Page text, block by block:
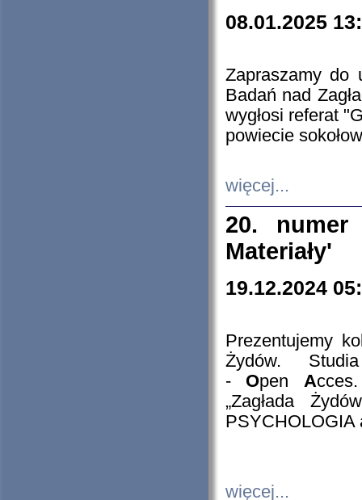
08.01.2025
Zapraszamy do
Badań nad
wygłosi referat
powiecie
więcej...
20. numer
Materiały'
19.12.2024
Prezentujemy
Żydów.
- Open A
„Zagłada
PSYCHOLOGIA
więcej...